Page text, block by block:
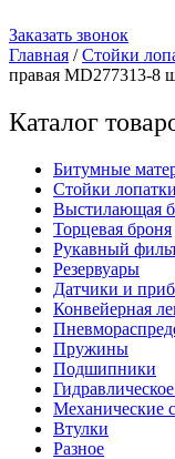
Заказать звонок
Главная /Стойки
правая MD277313-8
Каталог
Битумные
Стойки лопатки
Выстилающая
Торцевая броня
Рукавный
Резервуары
Датчики и
Конвейерная
Пружины
Подшипники
Механические
Втулки
Разное